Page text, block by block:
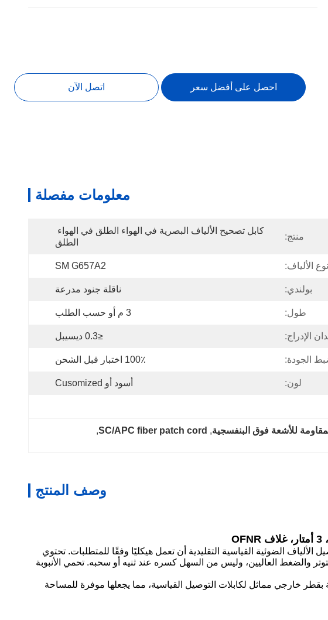
احصل على أفضل سعر اتصل الآن
معلومات مفصلة
منتج:
الطلق
نوع الألياف: SM G657A2
بولندي: ناقلة جنود مدرعة
طول: 3 م أو حسب الطلب
الإدراج: ≤0.3 ديسيبل
الجودة: 100٪ اختبار قبل الشحن
لون: أسود أو Cusomized
,
SC/APC fiber patch cord
,
وصف المنتج
الضوئية القياسية التقليدية أن تعمل هيكليًا وفقًا للمتطلبات. تحتوي
والضغط العاليين، وليس من السهل كسره عند ثنيه أو سحبه. تحمي الأنبوبة
خارجي مماثل لكابلات التوصيل القياسية، مما يجعلها موفرة للمساحة